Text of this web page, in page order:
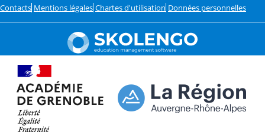
Contacts Mentions légales Chartes d'utilisation Données personnelles